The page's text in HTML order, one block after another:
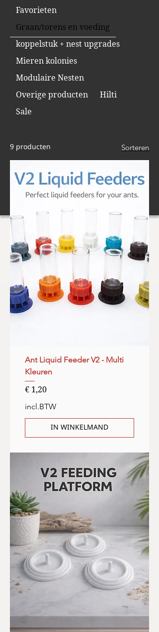
Favorieten
Graan/torens en voeding
koppelstuk + nest upgrades
Mieren kolonies
Modulaire Nesten
Overige producten
Hilti
Sale
9 producten Sorteren
Ant Liquid Feeder V2 - Multi
Kleuren
Prijs
€ 1,20
incl.BTW
IN WINKELMAND